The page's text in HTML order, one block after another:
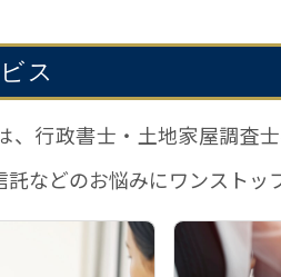
ス
、行政書士・土地家屋調査
などのお悩みにワンストッ